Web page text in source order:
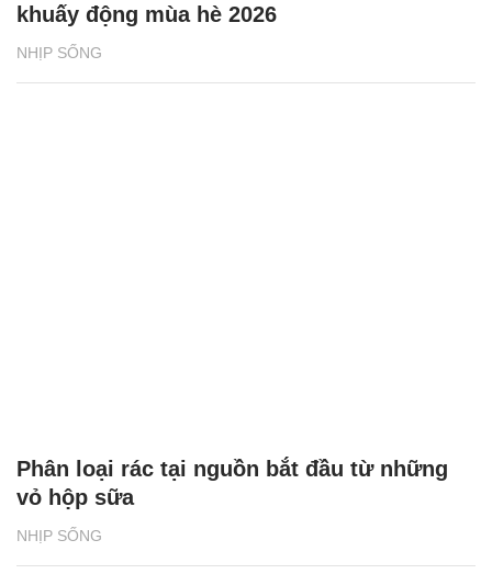
NHỊP SỐNG
khuấy động mùa hè 2026
NHỊP SỐNG
Phân loại rác tại nguồn bắt đầu từ những
vỏ hộp sữa